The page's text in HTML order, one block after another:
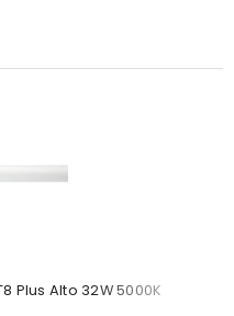
Plus Alto 32W 5000K